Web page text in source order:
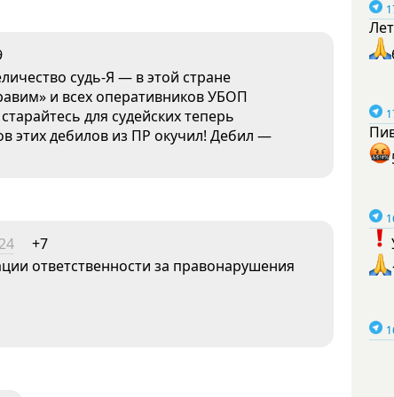
судь-Я — в этой стране
и всех оперативников УБОП
для судейских теперь
этих дебилов из ПР окучил! Дебил —
+7
ответственности за правонарушения